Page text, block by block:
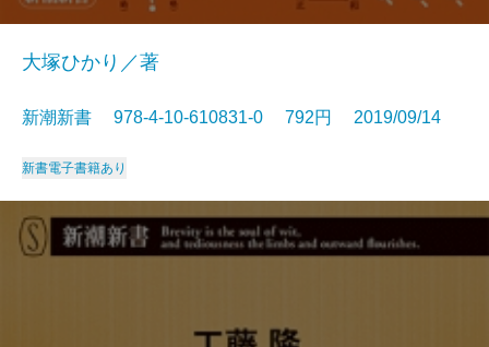
大塚ひかり／著
新潮新書 978-4-10-610831-0 792円 2019/09/14
新書電子書籍あり